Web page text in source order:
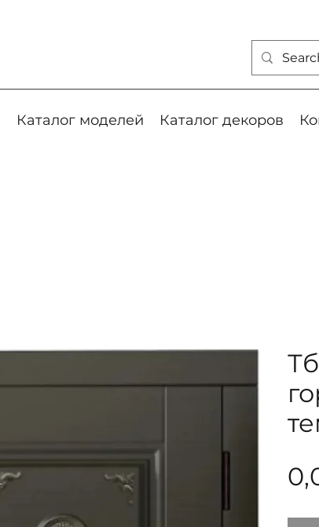
Каталог моделей Каталог декоров